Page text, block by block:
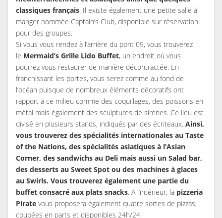
classiques français. Il existe également une petite salle à
manger nommée Captain’s Club, disponible sur réservation
pour des groupes.
Si vous vous rendez à l’arrière du pont 09, vous trouverez
le Mermaid’s Grille Lido Buffet, un endroit où vous
pourrez vous restaurer de manière décontractée. En
franchissant les portes, vous serez comme au fond de
l’océan puisque de nombreux éléments décoratifs ont
rapport à ce milieu comme des coquillages, des poissons en
métal mais également des sculptures de sirènes. Ce lieu est
divisé en plusieurs stands, indiqués par des écriteaux. Ainsi,
vous trouverez des spécialités internationales au Taste
of the Nations, des spécialités asiatiques à l’Asian
Corner, des sandwichs au Deli mais aussi un Salad bar,
des desserts au Sweet Spot ou des machines à glaces
au Swirls. Vous trouverez également une partie du
buffet consacré aux plats snacks. A l’intérieur, la pizzeria
Pirate vous proposera également quatre sortes de pizzas,
coupées en parts et disponibles 24h/24.